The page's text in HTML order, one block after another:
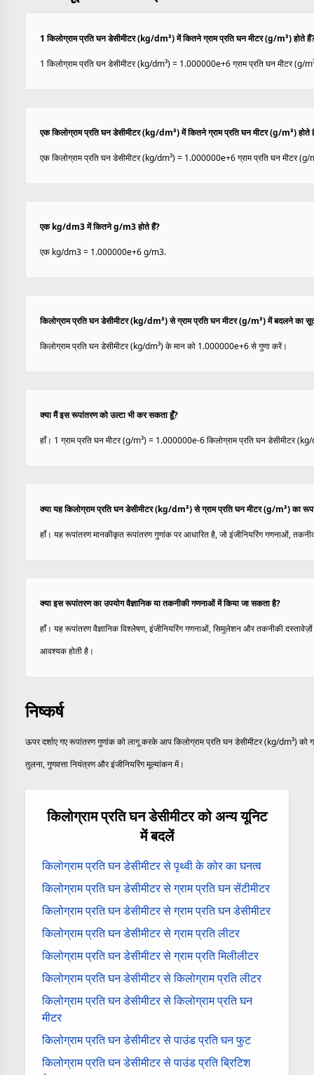
1 किलोग्राम प्रति घन डेसीमीटर (kg/dm³) में कितने ग्राम प्रति घन मीटर (g/m³) होते
1 किलोग्राम प्रति घन डेसीमीटर (kg/dm³) = 1.000000e+6 ग्राम प्रति घन मीटर (g/
एक किलोग्राम प्रति घन डेसीमीटर (kg/dm³) में कितने ग्राम प्रति घन मीटर (g/m³) होते
एक किलोग्राम प्रति घन डेसीमीटर (kg/dm³) = 1.000000e+6 ग्राम प्रति घन मीटर (g/
एक kg/dm3 में कितने g/m3 होते हैं?
एक kg/dm3 = 1.000000e+6 g/m3.
किलोग्राम प्रति घन डेसीमीटर (kg/dm³) से ग्राम प्रति घन मीटर (g/m³) में बदलने का
किलोग्राम प्रति घन डेसीमीटर (kg/dm³) के मान को 1.000000e+6 से गुणा करें।
क्या मैं इस रूपांतरण को उल्टा भी कर सकता हूँ?
हाँ। 1 ग्राम प्रति घन मीटर (g/m³) = 1.000000e-6 किलोग्राम प्रति घन डेसीमीटर
क्या यह किलोग्राम प्रति घन डेसीमीटर (kg/dm³) से ग्राम प्रति घन मीटर (g/m³) का
हाँ। यह रूपांतरण मानकीकृत रूपांतरण गुणांक पर आधारित है, जो इंजीनियरिंग गणनाओं,
क्या इस रूपांतरण का उपयोग वैज्ञानिक या तकनीकी गणनाओं में किया जा सकता है?
हाँ। यह रूपांतरण वैज्ञानिक विश्लेषण, इंजीनियरिंग गणनाओं, सिमुलेशन और तकनीकी
आवश्यक होती है।
निष्कर्ष
ऊपर दर्शाए गए रूपांतरण गुणांक को लागू करके आप किलोग्राम प्रति घन डेसीमीटर (kg/dm³) को
तुलना, गुणवत्ता नियंत्रण और इंजीनियरिंग मूल्यांकन में।
किलोग्राम प्रति घन डेसीमीटर को अन्य यूनिट
में बदलें
किलोग्राम प्रति घन डेसीमीटर से पृथ्वी के कोर का घनत्व
किलोग्राम प्रति घन डेसीमीटर से ग्राम प्रति घन सेंटीमीटर
किलोग्राम प्रति घन डेसीमीटर से ग्राम प्रति घन डेसीमीटर
किलोग्राम प्रति घन डेसीमीटर से ग्राम प्रति लीटर
किलोग्राम प्रति घन डेसीमीटर से ग्राम प्रति मिलीलीटर
किलोग्राम प्रति घन डेसीमीटर से किलोग्राम प्रति लीटर
किलोग्राम प्रति घन डेसीमीटर से किलोग्राम प्रति घन
मीटर
किलोग्राम प्रति घन डेसीमीटर से पाउंड प्रति घन फुट
किलोग्राम प्रति घन डेसीमीटर से पाउंड प्रति ब्रिटिश